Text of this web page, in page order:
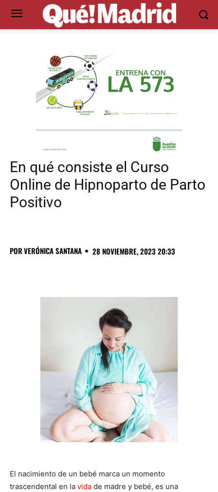
En qué consiste el Curso
Online de Hipnoparto de Parto
Positivo
PORVERÓNICA SANTANA 28 NOVIEMBRE, 2023 20:33
El nacimiento de un bebé marca un momento
trascendental en la vida de madre y bebé, es una